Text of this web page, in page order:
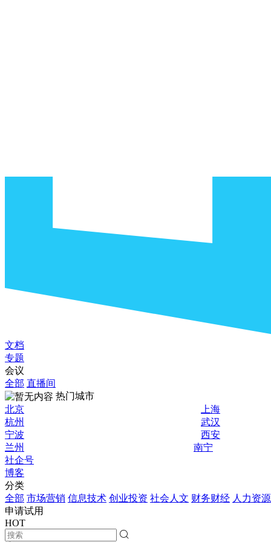
文档
专题
会议
全部 直播间
热门城市
北京
上海
杭州
武汉
宁波
西安
兰州
南宁
社企号
博客
分类
全部 市场营销 信息技术 创业投资 社会人文 财务财经 人力资源
申请试用
HOT